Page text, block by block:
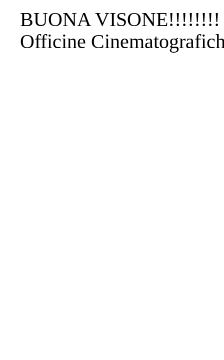
BUONA VISONE!!!!!!!!
Officine